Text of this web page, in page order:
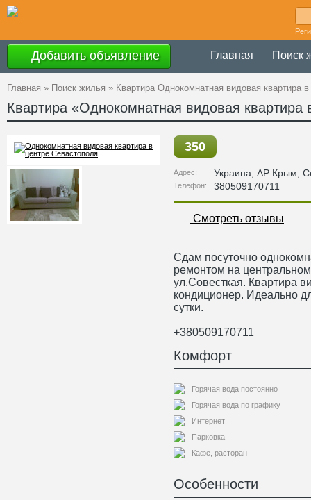
Добавить объявление Главная Поиск
Главная » Поиск жилья » Квартира Однокомнатная видовая квартира
Квартира «Однокомнатная видовая квартира
350
Адрес: Украина АР Крым ,
Телефон: 380509170711
Смотреть отзывы
Сдам посуточно
ремонтом на
ул.Совесткая. Квартира
кондиционер. Идеально
сутки.
+380509170711
Комфорт
Горячая вода постоянно
Горячая вода по графику
Интернет
Парковка
Кафе, расторан
Особенности